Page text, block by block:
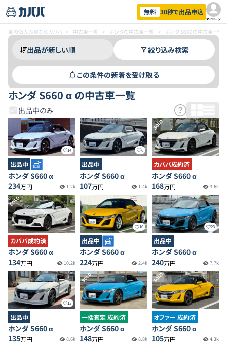
無料 30秒で出品申込
マイページ
車の個人売買ならカババ > 中古車一覧 > ホンダの中古車一覧 > ホンダ S660の中古車一覧
絞り込み検索
この条件の新着を受け取る
ホンダ S660 α の中古車一覧
出品中のみ
14
出品中
ホンダ S660 α
234万円 1.2k
6
出品中
ホンダ S660 α
107万円 1.4k
SOLD
カババ成約済
ホンダ S660 α
168万円 3.6k
SOLD
カババ成約済
ホンダ S660 α
134万円 10.2k
10
出品中
ホンダ S660 α
224万円 2.4k
23
出品中
ホンダ S660 α
240万円 7.7k
13
出品中
ホンダ S660 α
135万円 8.6k
SOLD
一括査定 成約済
ホンダ S660 α
148万円 8.8k
SOLD
オファー 成約済
ホンダ S660 α
105万円 4.3k